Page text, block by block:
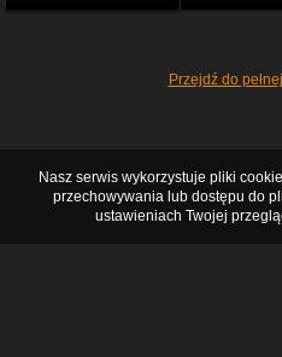
Przejdź do
Nasz serwis wykorzystuje pliki
przechowywania lub dostępu do
ustawieniach Twojej